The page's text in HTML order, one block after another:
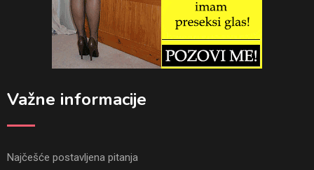
Važne informacije
Najčešće postavljena pitanja